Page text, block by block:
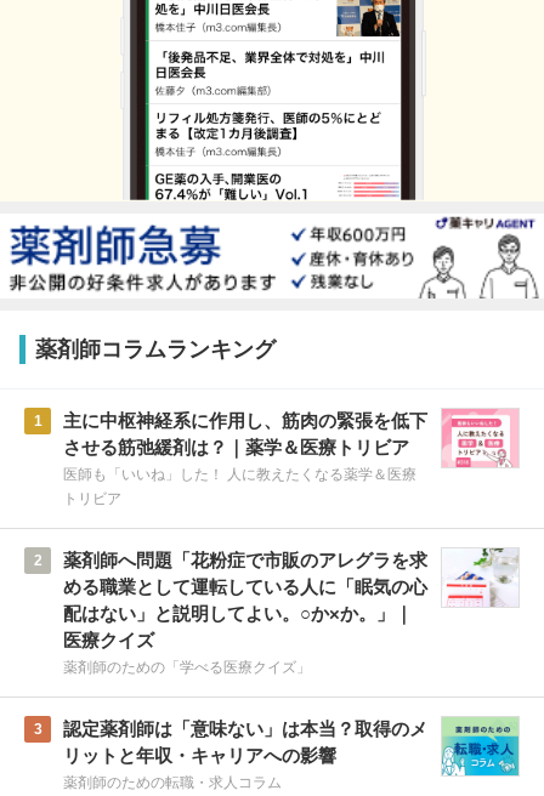
薬剤師コラムランキング
1
主に中枢神経系に作用し、筋肉の緊張を低下
させる筋弛緩剤は？｜薬学＆医療トリビア
医師も「いいね」した！ 人に教えたくなる薬学＆医療
トリビア
2
薬剤師へ問題「花粉症で市販のアレグラを求
める職業として運転している人に「眠気の心
配はない」と説明してよい。○か×か。」｜
医療クイズ
薬剤師のための「学べる医療クイズ」
3
認定薬剤師は「意味ない」は本当？取得のメ
リットと年収・キャリアへの影響
薬剤師のための転職・求人コラム